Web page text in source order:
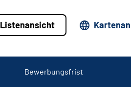
Listenansicht
Bewerbungsfrist